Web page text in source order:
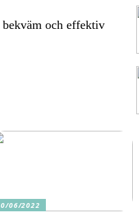
och effektiv
06/2022